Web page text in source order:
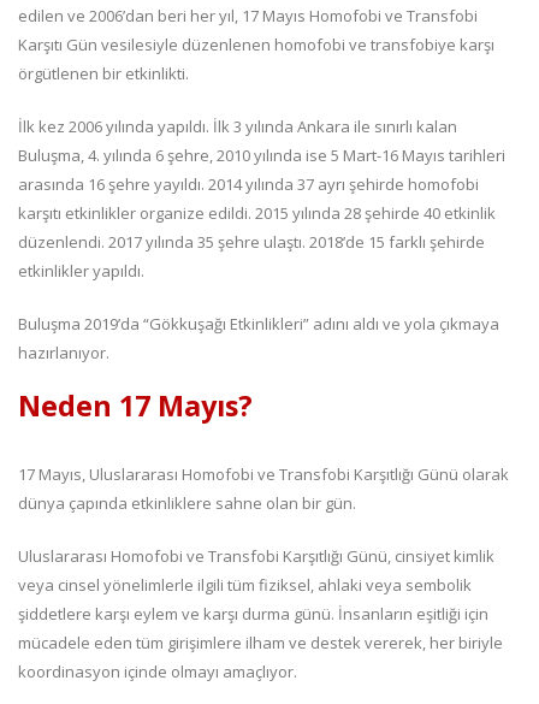
edilen ve 2006’dan beri her yıl, 17 Mayıs Homofobi ve Transfobi
Karşıtı Gün vesilesiyle düzenlenen homofobi ve transfobiye karşı
örgütlenen bir etkinlikti.
İlk kez 2006 yılında yapıldı. İlk 3 yılında Ankara ile sınırlı kalan
Buluşma, 4. yılında 6 şehre, 2010 yılında ise 5 Mart-16 Mayıs tarihleri
arasında 16 şehre yayıldı. 2014 yılında 37 ayrı şehirde homofobi
karşıtı etkinlikler organize edildi. 2015 yılında 28 şehirde 40 etkinlik
düzenlendi. 2017 yılında 35 şehre ulaştı. 2018’de 15 farklı şehirde
etkinlikler yapıldı.
Buluşma 2019’da “Gökkuşağı Etkinlikleri” adını aldı ve yola çıkmaya
hazırlanıyor.
Neden 17 Mayıs?
17 Mayıs, Uluslararası Homofobi ve Transfobi Karşıtlığı Günü olarak
dünya çapında etkinliklere sahne olan bir gün.
Uluslararası Homofobi ve Transfobi Karşıtlığı Günü, cinsiyet kimlik
veya cinsel yönelimlerle ilgili tüm fiziksel, ahlaki veya sembolik
şiddetlere karşı eylem ve karşı durma günü. İnsanların eşitliği için
mücadele eden tüm girişimlere ilham ve destek vererek, her biriyle
koordinasyon içinde olmayı amaçlıyor.